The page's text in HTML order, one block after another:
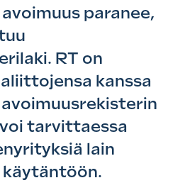
paranee,
RT on
kanssa
tarvittaessa
lain
käytäntöön.